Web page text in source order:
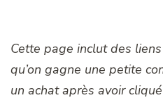
Cette page inclut des
qu’on gagne une petite
un achat après avoir